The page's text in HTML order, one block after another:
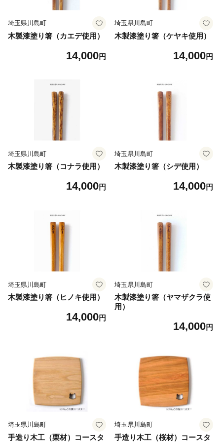
埼玉県川島町
木製漆塗り箸（カエデ使用）
14,000円
埼玉県川島町
木製漆塗り箸（ケヤキ使用）
14,000円
埼玉県川島町
木製漆塗り箸（コナラ使用）
14,000円
埼玉県川島町
木製漆塗り箸（シデ使用）
14,000円
埼玉県川島町
木製漆塗り箸（ヒノキ使用）
14,000円
埼玉県川島町
木製漆塗り箸（ヤマザクラ使
用）
14,000円
埼玉県川島町
手造り木工（栗材）コースタ
埼玉県川島町
手造り木工（桜材）コースタ